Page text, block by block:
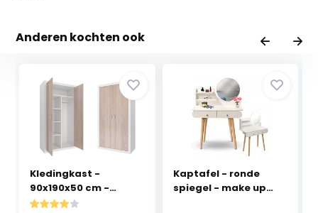
Anderen kochten ook
Kledingkast -
90x190x50 cm -
wit/Pijn...
Kaptafel - ronde
spiegel - make up